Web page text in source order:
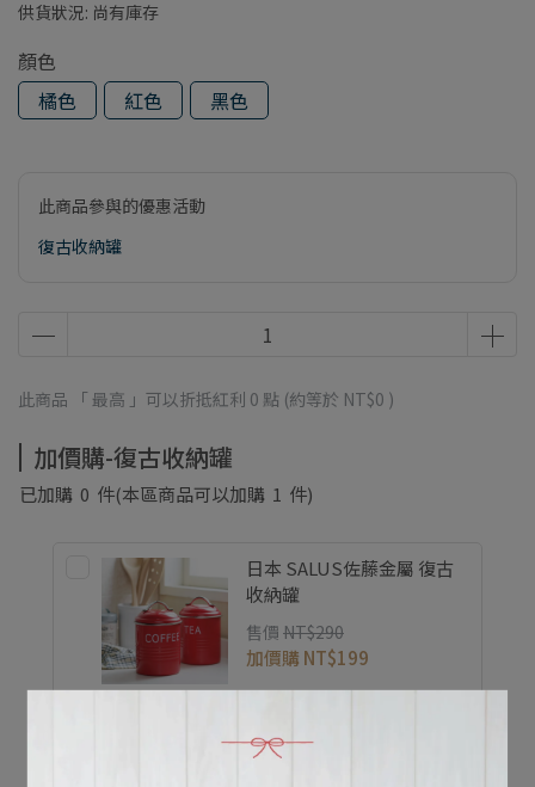
供貨狀況: 尚有庫存
顏色
橘色
紅色 黑色
此商品參與的優惠活動
復古收納罐
此商品 「 最高 」可以折抵紅利 0 點 (約等於 NT$0 )
加價購-復古收納罐
已加購 0 件(本區商品可以加購 1 件)
日本 SALUS佐藤金屬 復古
收納罐
售價 NT$290
加價購 NT$199